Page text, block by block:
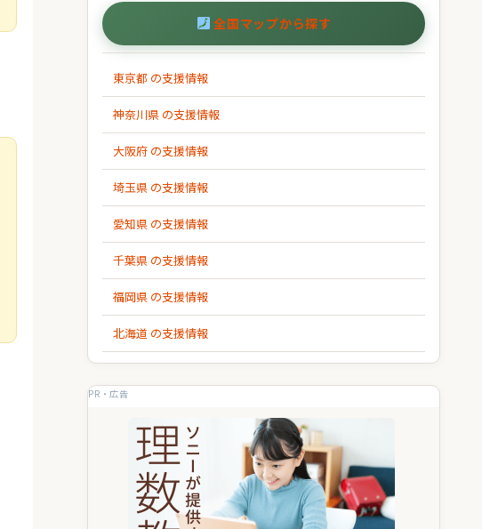
全国マップから探す
東京都 の支援情報
神奈川県 の支援情報
大阪府 の支援情報
埼玉県 の支援情報
愛知県 の支援情報
千葉県 の支援情報
福岡県 の支援情報
北海道 の支援情報
PR・広告